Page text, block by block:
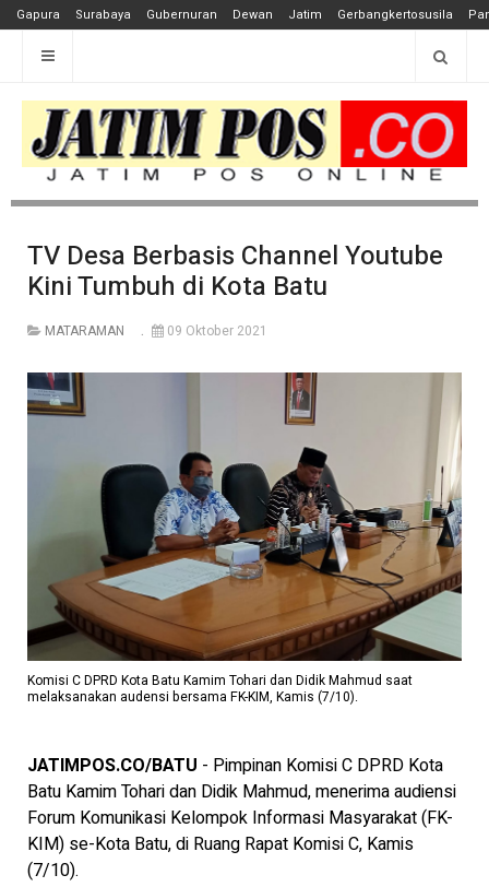
Gapura Surabaya Gubernuran Dewan Jatim Gerbangkertosusila
TV Desa Berbasis Channel Youtube
Kini Tumbuh di Kota Batu
MATARAMAN 09 Oktober 2021
Komisi C DPRD Kota Batu Kamim Tohari dan Didik Mahmud saat
melaksanakan audensi bersama FK-KIM, Kamis (7/10).
JATIMPOS.CO/BATU - Pimpinan Komisi C DPRD Kota
Batu Kamim Tohari dan Didik Mahmud, menerima audiensi
Forum Komunikasi Kelompok Informasi Masyarakat (FK-
KIM) se-Kota Batu, di Ruang Rapat Komisi C, Kamis
(7/10).